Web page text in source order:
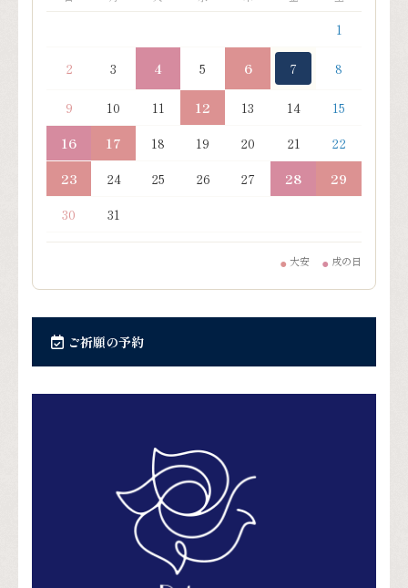
1
2 3 4 5 6 7 8
9 10 11 12 13 14
15
16
17 18 19 20 21
22
23
24 25 26 27 28
29
30
31
● 大安 ● 戌の日
ご祈願の予約